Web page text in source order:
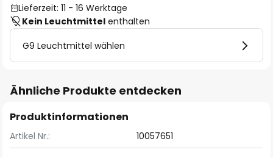
Lieferzeit: 11 - 16 Werktage
Kein Leuchtmittel enthalten
G9 Leuchtmittel wählen
Ähnliche Produkte entdecken
Produktinformationen
Artikel Nr.: 10057651